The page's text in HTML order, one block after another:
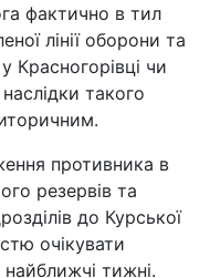
фактично в тил
лінії оборони та
Красногорівці чи
такого
противника в
резервів та
до Курської
очікувати
найближчі тижні.